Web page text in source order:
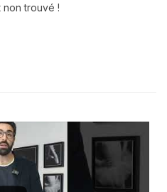
non trouvé !